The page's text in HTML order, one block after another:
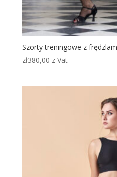
Szorty treningowe z
zł380,00 z Vat